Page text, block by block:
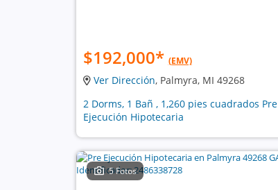
$192,000* (EMV)
Ver Dirección, Palmyra, MI 49268
2 Dorms, 1 Bañ , 1,260 pies cuadrados Pre
Ejecución Hipotecaria
5 Fotos